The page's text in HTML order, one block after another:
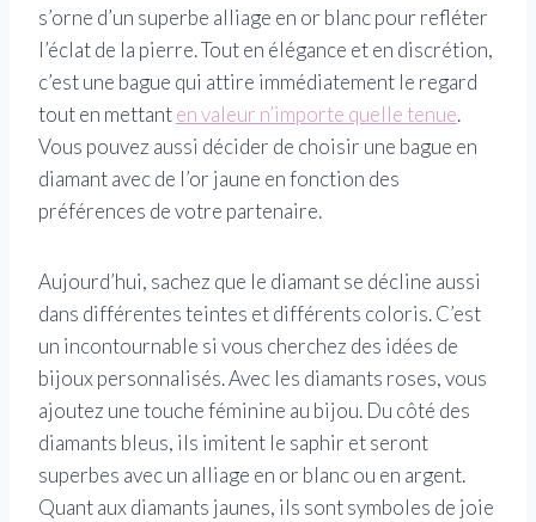
s’orne d’un superbe alliage en or blanc pour refléter
l’éclat de la pierre. Tout en élégance et en discrétion,
c’est une bague qui attire immédiatement le regard
tout en mettanten valeur n’importe quelle tenue.
Vous pouvez aussi décider de choisir une bague en
diamant avec de l’or jaune en fonction des
préférences de votre partenaire.
Aujourd’hui, sachez que le diamant se décline aussi
dans différentes teintes et différents coloris. C’est
un incontournable si vous cherchez des idées de
bijoux personnalisés. Avec les diamants roses, vous
ajoutez une touche féminine au bijou. Du côté des
diamants bleus, ils imitent le saphir et seront
superbes avec un alliage en or blanc ou en argent.
Quant aux diamants jaunes, ils sont symboles de joie